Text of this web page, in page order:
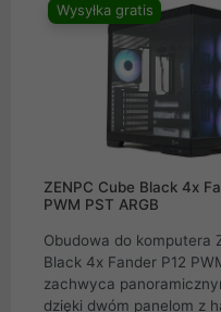
Wysyłka gratis
ZENPC Cube Black 4x
PWM PST ARGB
Obudowa do komputera
Black 4x Fander P12
zachwyca
dzięki dwóm panelom z